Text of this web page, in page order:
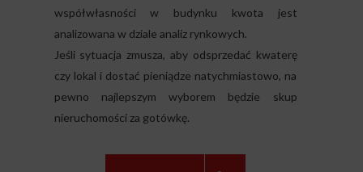
współwłasności w budynku kwota jest
analizowana w dziale analiz rynkowych.
Jeśli sytuacja zmusza, aby odsprzedać kwaterę
czy lokal i dostać pieniądze natychmiastowo, na
pewno najlepszym wyborem będzie skup
nieruchomości za gotówkę.